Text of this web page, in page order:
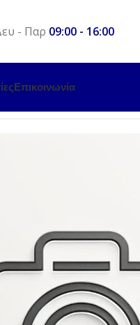
- Παρ 09:00 - 16:00
Επικοινωνία